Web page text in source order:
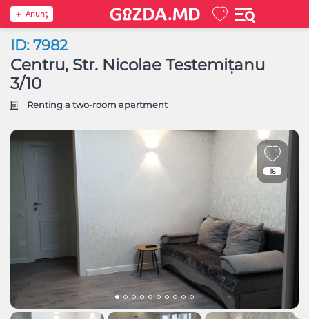
Anunţ
ID: 7982
Centru, Str. Nicolae Testemițanu
3/10
Renting a two-room apartment
16